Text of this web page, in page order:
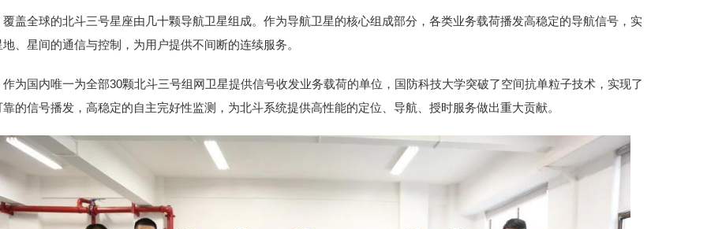
覆盖全球的北斗三号星座由几十颗导航卫星组成。作为导航卫星的核心组成部分，各类业务载荷播发高稳定的导航信号，实
地、星间的通信与控制，为用户提供不间断的连续服务。
作为国内唯一为全部30颗北斗三号组网卫星提供信号收发业务载荷的单位，国防科技大学突破了空间抗单粒子技术，实现了
靠的信号播发，高稳定的自主完好性监测，为北斗系统提供高性能的定位、导航、授时服务做出重大贡献。